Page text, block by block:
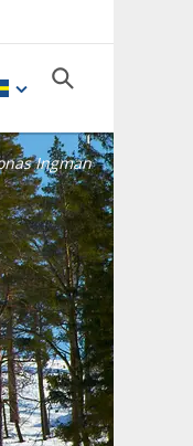
Ingman